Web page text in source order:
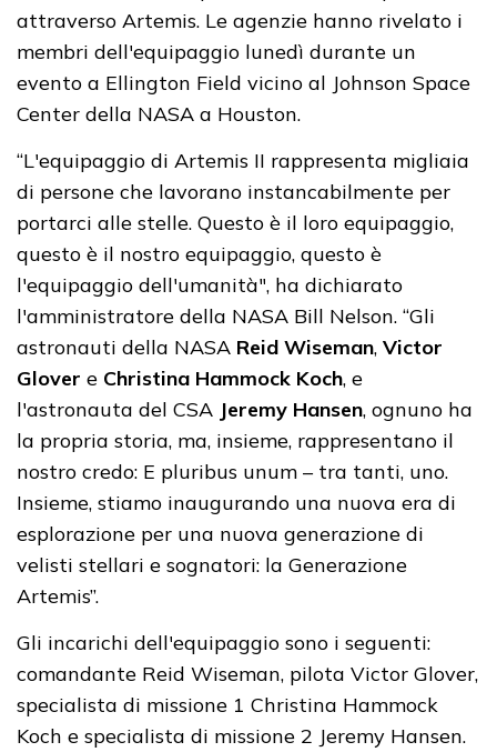
attraverso Artemis. Le agenzie hanno rivelato i
membri dell'equipaggio lunedì durante un
evento a Ellington Field vicino al Johnson Space
Center della NASA a Houston.
“L'equipaggio di Artemis II rappresenta migliaia
di persone che lavorano instancabilmente per
portarci alle stelle. Questo è il loro equipaggio,
questo è il nostro equipaggio, questo è
l'equipaggio dell'umanità", ha dichiarato
l'amministratore della NASA Bill Nelson. “Gli
astronauti della NASA Reid Wiseman, Victor
Glover e Christina Hammock Koch, e
l'astronauta del CSA Jeremy Hansen, ognuno ha
la propria storia, ma, insieme, rappresentano il
nostro credo: E pluribus unum – tra tanti, uno.
Insieme, stiamo inaugurando una nuova era di
esplorazione per una nuova generazione di
velisti stellari e sognatori: la Generazione
Artemis”.
Gli incarichi dell'equipaggio sono i seguenti:
comandante Reid Wiseman, pilota Victor Glover,
specialista di missione 1 Christina Hammock
Koch e specialista di missione 2 Jeremy Hansen.